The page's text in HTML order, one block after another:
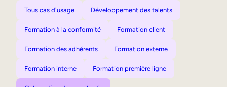
Tous cas d'usage Développement des talents
Formation à la conformité Formation client
Formation des adhérents Formation externe
Formation interne Formation première ligne